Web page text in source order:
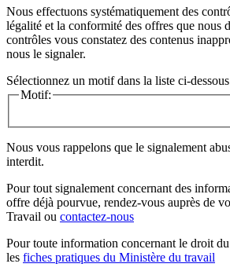
Nous effectuons systématiquement des
légalité et la conformité des offres que nous
contrôles vous constatez des contenus
nous le signaler.
Sélectionnez un motif dans la liste ci-
Motif:
Nous vous rappelons que le signalement
interdit.
Pour tout signalement concernant des
offre déjà pourvue, rendez-vous auprès de
Travail ou contactez-nous
Pour toute information concernant le droit
les fiches pratiques du Ministère du travail